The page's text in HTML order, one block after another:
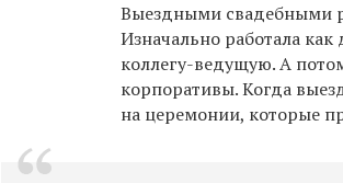
Выездными свадебными
Изначально работала
коллегу-ведущую. А
корпоративы. Когда
на церемонии, которые